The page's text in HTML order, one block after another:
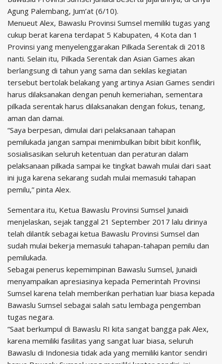
Agung Palembang, Jum’at (6/10).
Menueut Alex, Bawaslu Provinsi Sumsel memiliki tugas yang
cukup berat karena terdapat 5 Kabupaten, 4 Kota dan 1
Provinsi yang menyelenggarakan Pilkada Serentak di 2018
nanti. Selain itu, Pilkada Serentak dan Asian Games akan
berlangsung di tahun yang sama dan sekilas kegiatan
tersebut bertolak belakang yang artinya Asian Games sendiri
harus dilaksanakan dengan penuh kemeriahan, sementara
pilkada serentak harus dilaksanakan dengan fokus, tenang,
aman dan damai.
“Saya berpesan, dimulai dari pelaksanaan tahapan
pemilukada jangan sampai menimbulkan bibit bibit konflik,
sosialisasikan seluruh ketentuan dan peraturan dalam
pelaksanaan pilkada sampai ke tingkat bawah mulai dari saat
ini juga karena sekarang sudah mulai memasuki tahapan
pemilu,” pinta Alex.
Sementara itu, Ketua Bawaslu Provinsi Sumsel Junaidi
menjelaskan, sejak tanggal 21 September 2017 lalu dirinya
telah dilantik sebagai ketua Bawaslu Provinsi Sumsel dan
sudah mulai bekerja memasuki tahapan-tahapan pemilu dan
pemilukada.
Sebagai penerus kepemimpinan Bawaslu Sumsel, Junaidi
menyampaikan apresiasinya kepada Pemerintah Provinsi
Sumsel karena telah memberikan perhatian luar biasa kepada
Bawaslu Sumsel sebagai salah satu lembaga pengemban
tugas negara.
“Saat berkumpul di Bawaslu RI kita sangat bangga pak Alex,
karena memiliki fasilitas yang sangat luar biasa, seluruh
Bawaslu di Indonesia tidak ada yang memiliki kantor sendiri